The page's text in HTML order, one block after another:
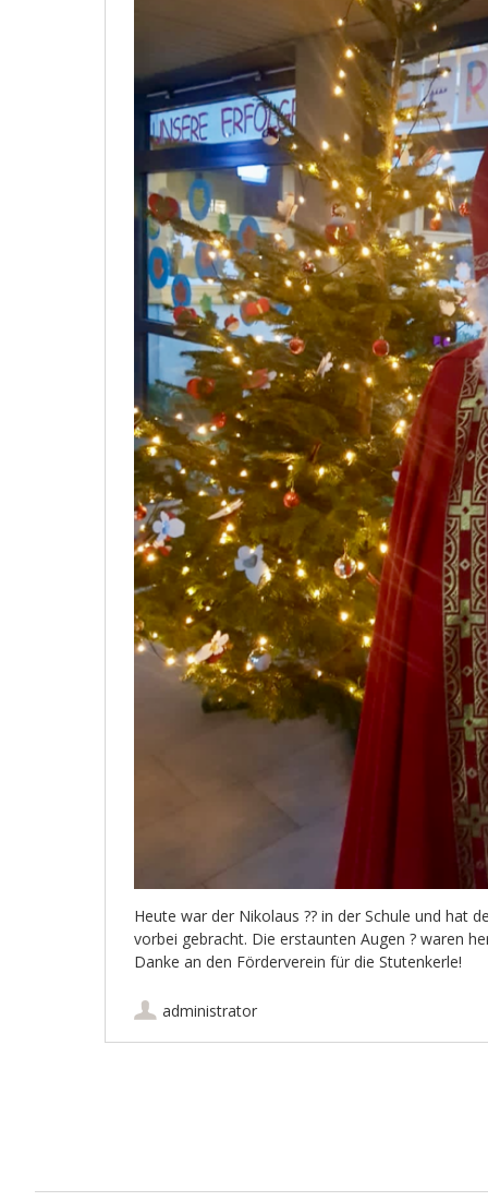
Heute war der Nikolaus ?? in der Schule und hat
vorbei gebracht. Die erstaunten Augen ? waren
Danke an den Förderverein für die Stutenkerle!
administrator